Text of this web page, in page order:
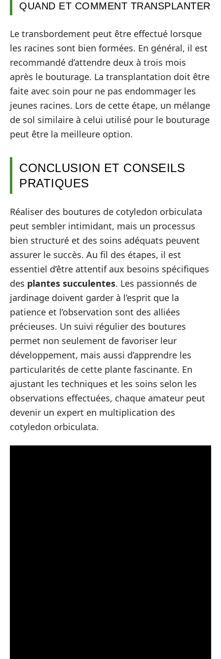
QUAND ET COMMENT TRANSPLANTER
Le transbordement peut être effectué lorsque
les racines sont bien formées. En général, il est
recommandé d’attendre deux à trois mois
après le bouturage. La transplantation doit être
faite avec soin pour ne pas endommager les
jeunes racines. Lors de cette étape, un mélange
de sol similaire à celui utilisé pour le bouturage
peut être la meilleure option.
CONCLUSION ET CONSEILS
PRATIQUES
Réaliser des boutures de cotyledon orbiculata
peut sembler intimidant, mais un processus
bien structuré et des soins adéquats peuvent
assurer le succès. Au fil des étapes, il est
essentiel d’être attentif aux besoins spécifiques
des plantes succulentes. Les passionnés de
jardinage doivent garder à l’esprit que la
patience et l’observation sont des alliées
précieuses. Un suivi régulier des boutures
permet non seulement de favoriser leur
développement, mais aussi d’apprendre les
particularités de cette plante fascinante. En
ajustant les techniques et les soins selon les
observations effectuées, chaque amateur peut
devenir un expert en multiplication des
cotyledon orbiculata.